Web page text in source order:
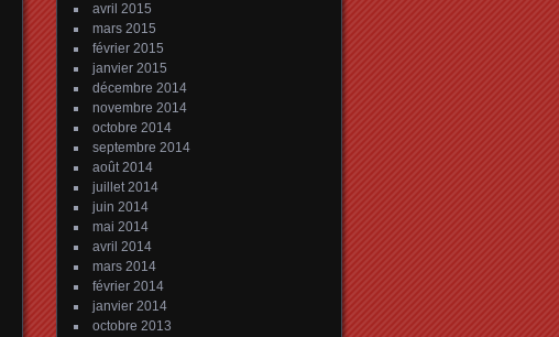
avril 2015
mars 2015
février 2015
janvier 2015
décembre 2014
novembre 2014
octobre 2014
septembre 2014
août 2014
juillet 2014
juin 2014
mai 2014
avril 2014
mars 2014
février 2014
janvier 2014
octobre 2013